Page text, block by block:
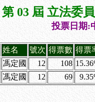
第 03 屆 立法委
投票日期:
姓名 號次 得票數 得票
馮定國 12 108
馮定國 12 69